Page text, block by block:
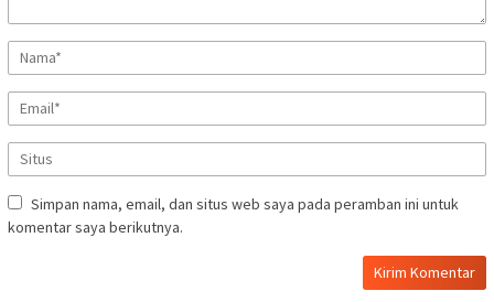
Simpan nama, email, dan situs web saya pada peramban ini untuk
komentar saya berikutnya.